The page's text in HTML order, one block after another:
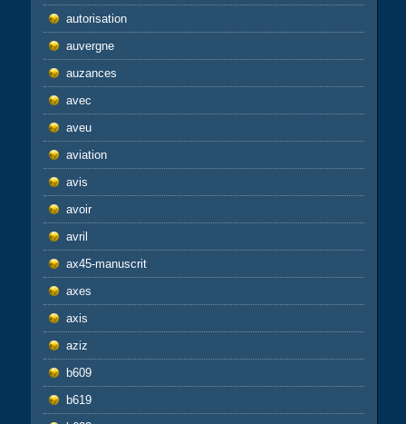
autorisation
auvergne
auzances
avec
aveu
aviation
avis
avoir
avril
ax45-manuscrit
axes
axis
aziz
b609
b619